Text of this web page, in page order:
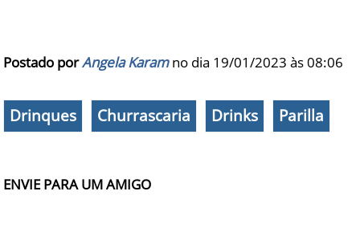
Postado porAngela Karamno dia 19/01/2023 às08:06
Drinques Churrascaria Drinks Parilla
ENVIE PARA UM AMIGO